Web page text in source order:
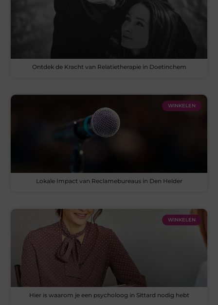
Ontdek de Kracht van Relatietherapie in Doetinchem
WINKELEN
Lokale Impact van Reclamebureaus in Den Helder
WINKELEN
Hier is waarom je een psycholoog in Sittard nodig hebt